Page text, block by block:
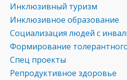
Инклюзивный туризм
Инклюзивное образование
Социализация людей с
Формирование
Спец проекты
Репродуктивное здоровье